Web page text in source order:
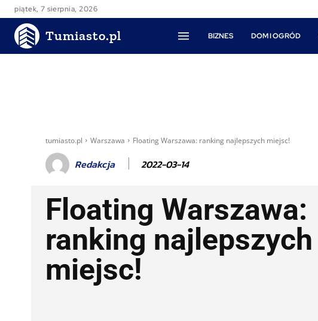
piątek, 7 sierpnia, 2026
Tumiasto.pl BIZNES DOM I OGRÓD
tumiasto.pl Warszawa Floating Warszawa: ranking najlepszych miejsc!
Redakcja 2022-03-14
Floating Warszawa:
ranking najlepszych
miejsc!